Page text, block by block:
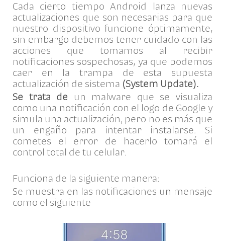
Cada cierto tiempo Android lanza nuevas
actualizaciones que son necesarias para que
nuestro dispositivo funcione óptimamente,
sin embargo debemos tener cuidado con las
acciones que tomamos al recibir
notificaciones sospechosas, ya que podemos
caer en la trampa de esta supuesta
actualización de sistema (System Update).
Se trata de
un malware que se visualiza
como una notificación con el logo de Google y
simula una actualización, pero no es más que
un engaño para intentar instalarse. Si
cometes el error de hacerlo tomará el
control total de tu celular.
Funciona de la siguiente manera:
Se muestra en las notificaciones un mensaje
como el siguiente